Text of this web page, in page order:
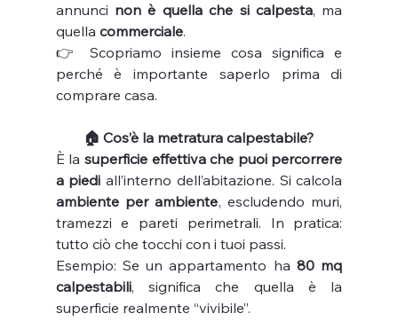
annunci non è quella che si calpesta, ma
quella commerciale.
👉 Scopriamo insieme cosa significa e
perché è importante saperlo prima di
comprare casa.
🏠 Cos’è la metratura calpestabile?
È la superficie effettiva che puoi percorrere
a piedi
ambiente per ambiente, escludendo muri,
tramezzi e pareti perimetrali. In pratica:
tutto ciò che tocchi con i tuoi passi.
Esempio: Se un appartamento ha 80 mq
calpestabili, significa che quella è la
superficie realmente “vivibile”.